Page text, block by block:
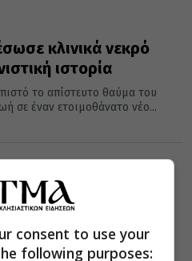
κλινικά νεκρό
ιστορία
πιστό το απίστευτο θαύμα του
σε έναν ετοιμοθάνατο νέο...
consent to use your
following purposes: